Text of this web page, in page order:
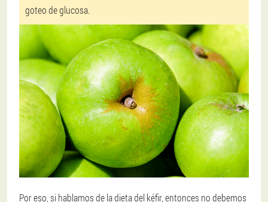
goteo de glucosa.
Por eso, si hablamos de la dieta del kéfir, entonces no debemos